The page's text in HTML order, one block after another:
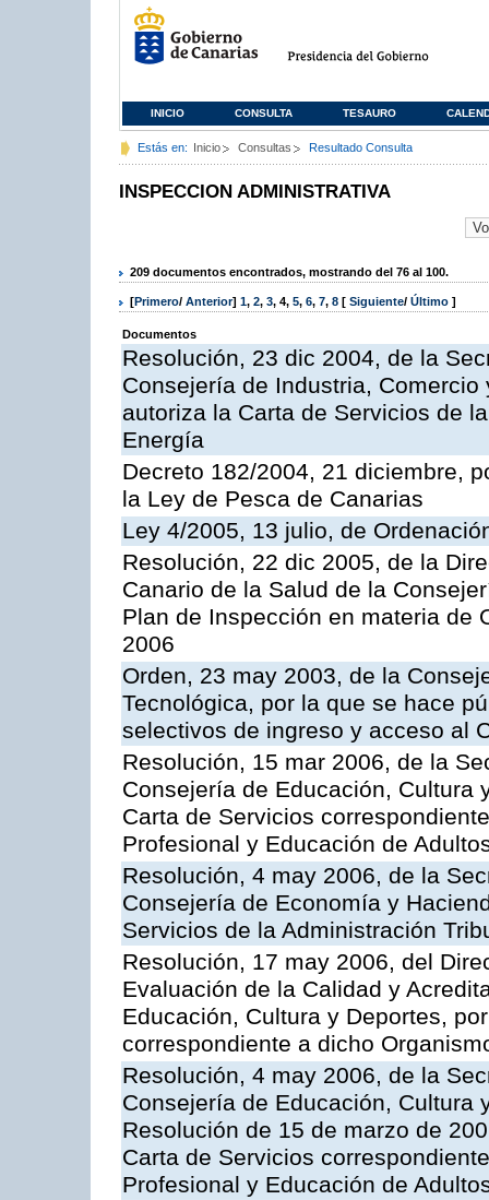
INICIO CONSULTA TESAURO
Estás en: Inicio Consultas Resultado Consulta
INSPECCION ADMINISTRATIVA
209 documentos encontrados, mostrando del 76 al 100.
[Primero/ Anterior] 1, 2, 3, 4, 5, 6, 7, 8 [ Siguiente/ Último ]
Documentos
Resolución, 23 dic 2004, de la
Consejería de Industria,
autoriza la Carta de Servicios de
Energía
Decreto 182/2004, 21 diciembre,
la Ley de Pesca de Canarias
Ley 4/2005, 13 julio, de
Resolución, 22 dic 2005, de la
Canario de la Salud de la
Plan de Inspección en materia de
2006
Orden, 23 may 2003, de la
Tecnológica, por la que se hace
selectivos de ingreso y acceso al
Resolución, 15 mar 2006, de la
Consejería de Educación, Cultura
Carta de Servicios
Profesional y Educación de
Resolución, 4 may 2006, de la
Consejería de Economía y
Servicios de la Administración
Resolución, 17 may 2006, del
Evaluación de la Calidad y
Educación, Cultura y Deportes,
correspondiente a dicho
Resolución, 4 may 2006, de la
Consejería de Educación, Cultura
Resolución de 15 de marzo de
Carta de Servicios
Profesional y Educación de